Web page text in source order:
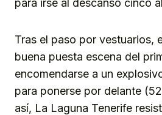
para irse al descanso cinco
Tras el paso por vestuarios,
buena puesta escena del
encomendarse a un
para ponerse por delante
así, La Laguna Tenerife